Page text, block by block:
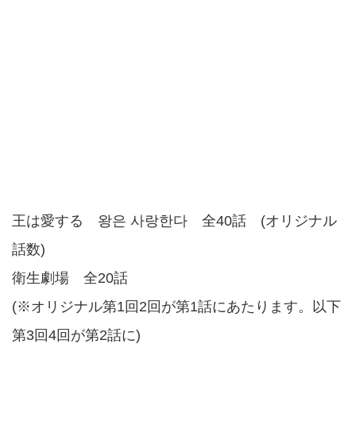
王は愛する 왕은 사랑한다 全40話 (オリジナル
話数)
衛生劇場 全20話
(※オリジナル第1回2回が第1話にあたります。以下
第3回4回が第2話に)